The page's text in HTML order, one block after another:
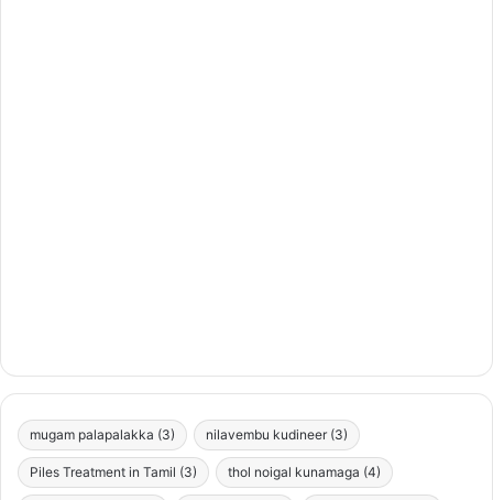
mugam palapalakka (3) nilavembu kudineer (3)
Piles Treatment in Tamil (3) thol noigal kunamaga (4)